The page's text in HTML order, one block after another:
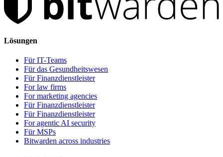
Lösungen
Für IT-Teams
Für das Gesundheitswesen
Für Finanzdienstleister
For law firms
For marketing agencies
Für Finanzdienstleister
Für Finanzdienstleister
For agentic AI security
Für MSPs
Bitwarden across industries